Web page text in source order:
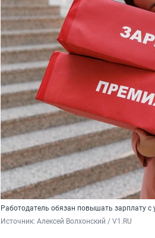
Работодатель обязан повышать зарплату
Источник: Алексей Волхонский / V1.RU